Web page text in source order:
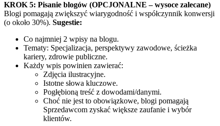
KROK 5: Pisanie blogów (OPCJONALNE – wysoce zalecane)
Blogi pomagają zwiększyć wiarygodność i współczynnik konwersji
(o około 30%). Sugestie:
Co najmniej 2 wpisy na blogu.
Tematy: Specjalizacja, perspektywy zawodowe, ścieżka
kariery, zdrowie publiczne.
Każdy wpis powinien zawierać:
Zdjęcia ilustracyjne.
Istotne słowa kluczowe.
Pogłębioną treść z dowodami/danymi.
Choć nie jest to obowiązkowe, blogi pomagają
Sprzedawcom zyskać większe zaufanie i wybór
klientów.